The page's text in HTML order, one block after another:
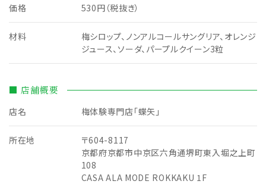
価格 530円（税抜き）
材料
梅シロップ、ノンアルコールサングリア、オレンジ
ジュース、ソーダ、パープルクイーン3粒
■ 店舗概要
店名 梅体験専門店「蝶矢」
所在地
〒604-8117
京都府京都市中京区六角通堺町東入堀之上町
108
CASA ALA MODE ROKKAKU 1F